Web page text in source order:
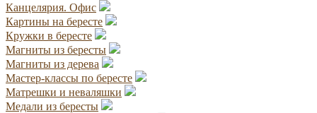
Канцелярия. Офис
Картины на бересте
Кружки в бересте
Магниты из бересты
Магниты из дерева
Мастер-классы по бересте
Матрешки и неваляшки
Медали из бересты